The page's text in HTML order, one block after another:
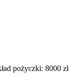
pożyczki: 8000 zł